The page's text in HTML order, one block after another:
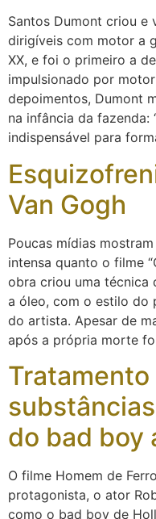
Santos Dumont criou e
dirigíveis com motor a
XX, e foi o primeiro a
impulsionado por
depoimentos, Dumont
na infância da fazenda:
indispensável para
Van Gogh
Poucas mídias
intensa quanto o filme
obra criou uma técnica
a óleo, com o estilo do
do artista. Apesar de
após a própria morte
do bad boy
O filme Homem de
protagonista, o ator
como o bad boy de